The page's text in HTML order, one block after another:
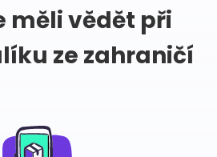
měli vědět při
ze zahraničí